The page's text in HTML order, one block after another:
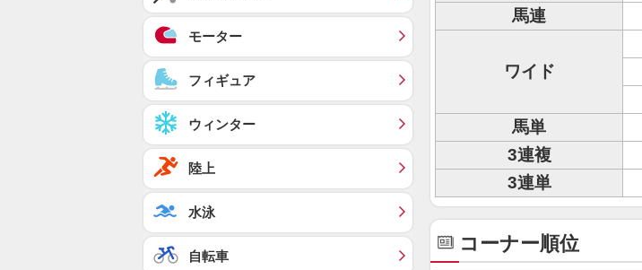
馬連
ワイド
馬単
3連複
3連単
コーナー順位
モーター
フィギュア
ウィンター
陸上
水泳
自転車